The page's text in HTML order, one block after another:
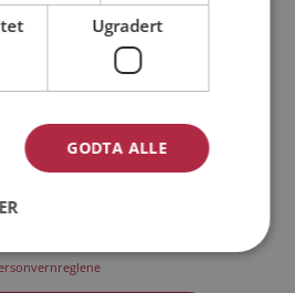
Ugradert
GODTA ALLE